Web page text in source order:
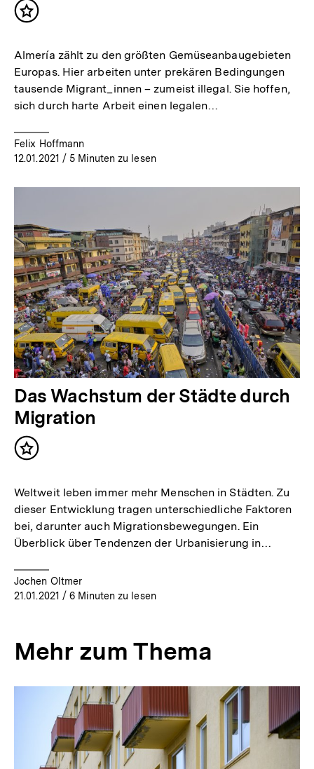
Inhalt
Almería zählt zu den größten Gemüseanbaugebieten
Europas. Hier arbeiten unter prekären Bedingungen
tausende Migrant_innen – zumeist illegal. Sie hoffen,
sich durch harte Arbeit einen legalen…
Felix Hoffmann
12.01.2021 / 5 Minuten zu lesen
Das Wachstum der Städte durch
Migration
Inhalt
Weltweit leben immer mehr Menschen in Städten. Zu
dieser Entwicklung tragen unterschiedliche Faktoren
bei, darunter auch Migrationsbewegungen. Ein
Überblick über Tendenzen der Urbanisierung in…
Jochen Oltmer
21.01.2021 / 6 Minuten zu lesen
Mehr zum Thema
Inhaltskarussell
überspringen